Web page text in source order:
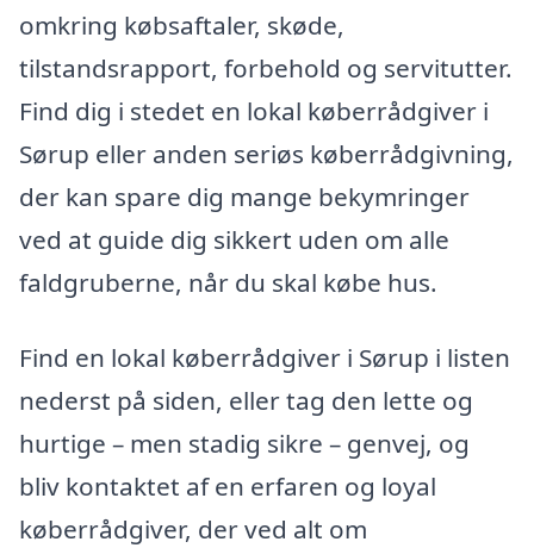
omkring købsaftaler, skøde,
tilstandsrapport, forbehold og servitutter.
Find dig i stedet en lokal køberrådgiver i
Sørup eller anden seriøs køberrådgivning,
der kan spare dig mange bekymringer
ved at guide dig sikkert uden om alle
faldgruberne, når du skal købe hus.
Find en lokal køberrådgiver i Sørup i listen
nederst på siden, eller tag den lette og
hurtige – men stadig sikre – genvej, og
bliv kontaktet af en erfaren og loyal
køberrådgiver, der ved alt om